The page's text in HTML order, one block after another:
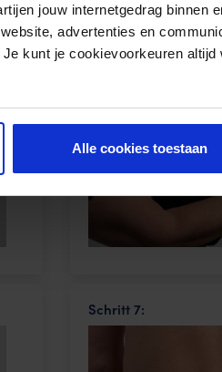
jouw internetgedrag binnen
advertenties en
kunt je cookievoorkeuren altijd
Alle cookies toestaan
Schritt 4:
Schritt 7: